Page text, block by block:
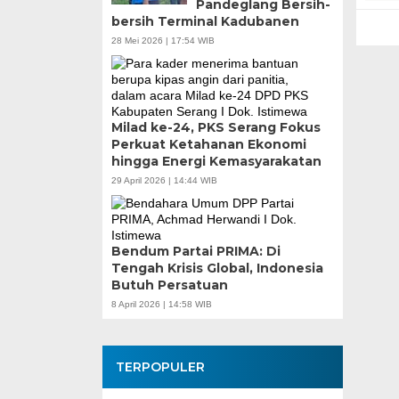
Pandeglang Bersih-
bersih Terminal Kadubanen
28 Mei 2026 | 17:54 WIB
Milad ke-24, PKS Serang Fokus
Perkuat Ketahanan Ekonomi
hingga Energi Kemasyarakatan
29 April 2026 | 14:44 WIB
Bendum Partai PRIMA: Di
Tengah Krisis Global, Indonesia
Butuh Persatuan
8 April 2026 | 14:58 WIB
TERPOPULER